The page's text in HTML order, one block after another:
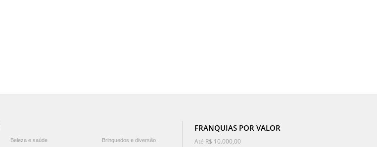
Beleza e saúde Brinquedos e diversão
FRANQUIAS POR VALOR
Até R$ 10.000,00